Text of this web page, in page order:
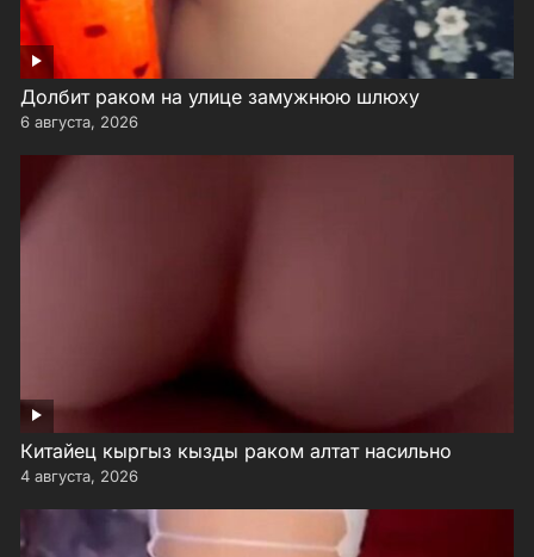
Долбит раком на улице замужнюю шлюху
6 августа, 2026
Китайец кыргыз кызды раком алтат насильно
4 августа, 2026